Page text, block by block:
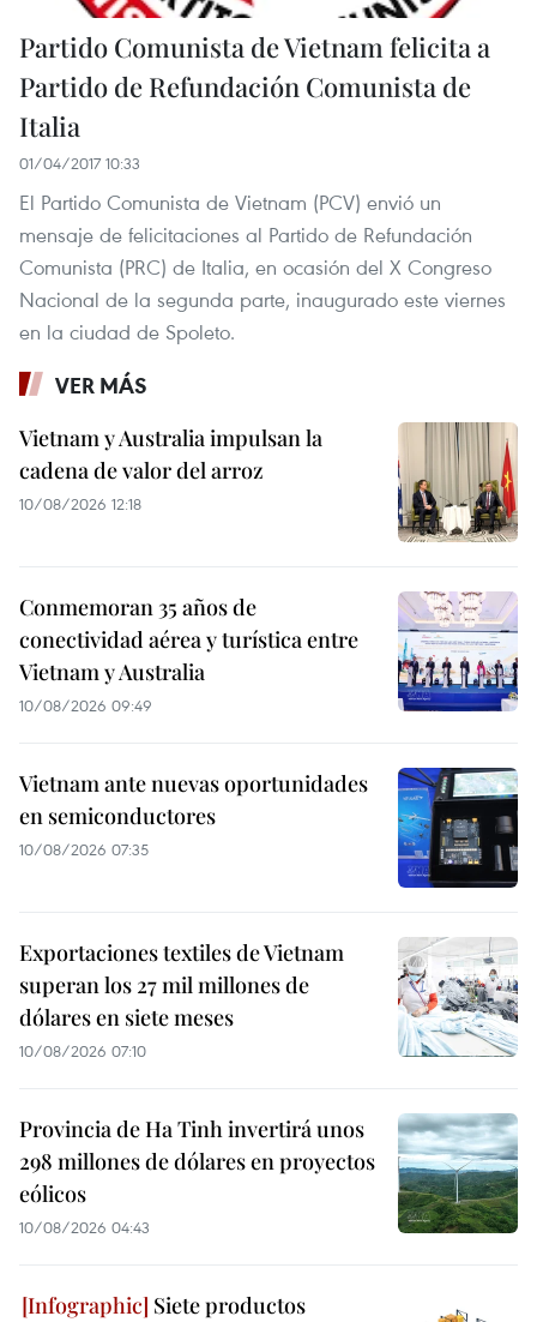
Partido Comunista de Vietnam felicita a
Partido de Refundación Comunista de
Italia
01/04/2017 10:33
El Partido Comunista de Vietnam (PCV) envió un
mensaje de felicitaciones al Partido de Refundación
Comunista (PRC) de Italia, en ocasión del X Congreso
Nacional de la segunda parte, inaugurado este viernes
en la ciudad de Spoleto.
VER MÁS
Vietnam y Australia impulsan la
cadena de valor del arroz
10/08/2026 12:18
Conmemoran 35 años de
conectividad aérea y turística entre
Vietnam y Australia
10/08/2026 09:49
Vietnam ante nuevas oportunidades
en semiconductores
10/08/2026 07:35
Exportaciones textiles de Vietnam
superan los 27 mil millones de
dólares en siete meses
10/08/2026 07:10
Provincia de Ha Tinh invertirá unos
298 millones de dólares en proyectos
eólicos
10/08/2026 04:43
Siete productos